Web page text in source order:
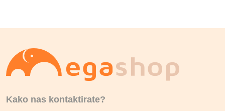
Kako nas kontaktirate?